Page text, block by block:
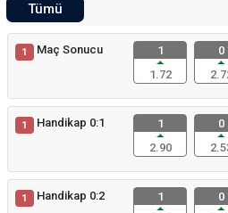
Tümü
1 Maç Sonucu
1
1.72
0
1 Handikap 0:1
1
2.90
0
1 Handikap 0:2
1
0